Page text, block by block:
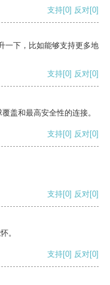
支持[0] 反对[0]
一下，比如能够支持更多地
支持[0] 反对[0]
盖和最高安全性的连接。
支持[0] 反对[0]
支持[0] 反对[0]
。
支持[0] 反对[0]